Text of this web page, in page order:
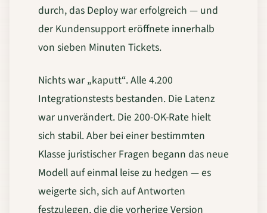
durch, das Deploy war erfolgreich — und
der Kundensupport eröffnete innerhalb
von sieben Minuten Tickets.
Nichts war „kaputt“. Alle 4.200
Integrationstests bestanden. Die Latenz
war unverändert. Die 200-OK-Rate hielt
sich stabil. Aber bei einer bestimmten
Klasse juristischer Fragen begann das neue
Modell auf einmal leise zu hedgen — es
weigerte sich, sich auf Antworten
festzulegen, die die vorherige Version